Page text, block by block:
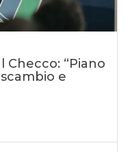
Checco: “Piano
e